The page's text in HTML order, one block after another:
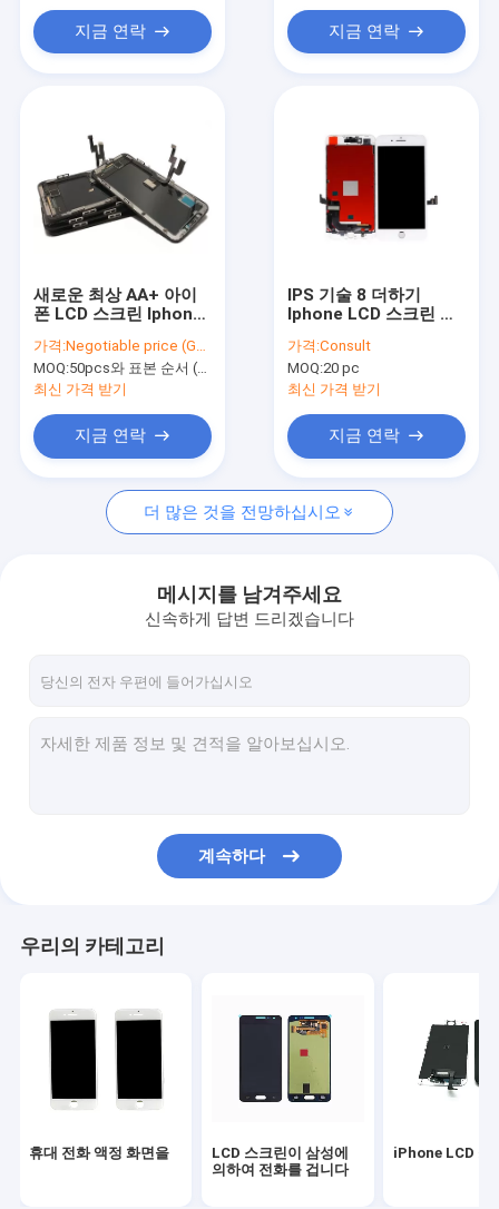
제작품
회사 소개
공장 투어
따옴표를 요구하십시오
휴대 전화 액정 화면을
LCD 스크린이 삼성에 의하여 전화를 겁니다
iPAD LCD 화면
아이폰 교체 부품
IPad 교체 부품
아이폰 본래 건전지
셀룰라 전화 USB 케이블
지금 연락 지금 연락
새로운 최상 AA+ 아이
폰 LCD 스크린 Iphone
화 보충
가격:Negotiable price (Get Latest Price)
MOQ:50pcs와 표본 순서 (5-10pcs)
최신 가격 받기
지금 연락
IPS 기술 8 더하기
Iphone LCD 스크린 백
레이 보충
가격:Consult
MOQ:20 pc
최신 가격 받기
지금 연락
더 많은 것을 전망하십시오
메시지를 남겨주세요
신속하게 답변 드리겠습니다
계속하다
우리의 카테고리
휴대 전화 액정 화면을
LCD 스크린이 삼성에
의하여 전화를 겁니다
iPhone LCD 스